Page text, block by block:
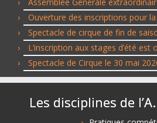
Ouverture des inscriptions pour
Spectacle de cirque de fin de
L’inscription aux stages d’été est
Spectacle de Cirque le 30 mai
Les disciplines de